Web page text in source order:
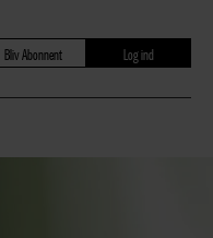
Bliv Abonnent Log ind